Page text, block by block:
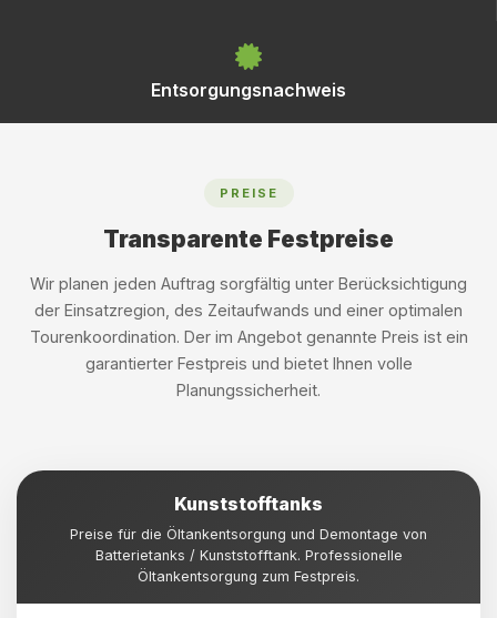
Entsorgungsnachweis
PREISE
Transparente Festpreise
Wir planen jeden Auftrag sorgfältig unter Berücksichtigung
der Einsatzregion, des Zeitaufwands und einer optimalen
Tourenkoordination. Der im Angebot genannte Preis ist ein
garantierter Festpreis und bietet Ihnen volle
Planungssicherheit.
Kunststofftanks
Preise für die Öltankentsorgung und Demontage von
Batterietanks / Kunststofftank. Professionelle
Öltankentsorgung zum Festpreis.